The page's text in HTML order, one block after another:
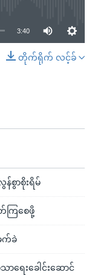
3:40
တိုက်ရိုက် လင့်ခ်
စွာစိုးရိမ်
ကြစေဖို့
က်ခဲ
ေးခေါင်းဆောင်